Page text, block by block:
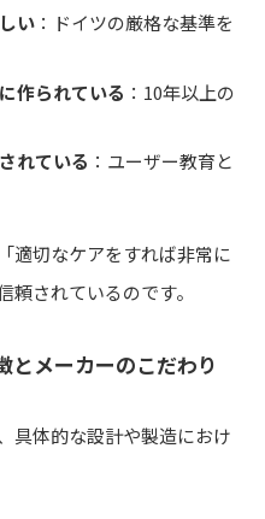
い ：ドイツの厳格な基準を
作られている ：10年以上の
れている ：ユーザー教育と
適切なケアをすれば非常に
されているのです。
とメーカーのこだわり
具体的な設計や製造におけ